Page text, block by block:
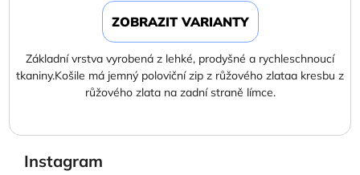
ZOBRAZIT VARIANTY
Základní vrstva vyrobená z lehké, prodyšné a rychleschnoucí
tkaniny.Košile má jemný poloviční zip z růžového zlataa kresbu z
růžového zlata na zadní straně límce.
Instagram